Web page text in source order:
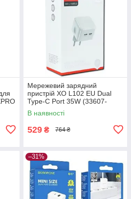
Мережевий зарядний
пристрій XO L102 EU Dual
Type-C Port 35W (33607-
01_321)
В наявності
529 ₴ 764 ₴
–31%